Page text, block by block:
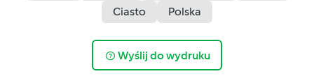
Ciasto
Polska
Wyślij do wydruku